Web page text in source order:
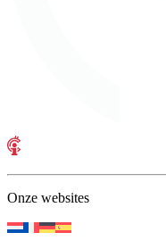
Onze websites